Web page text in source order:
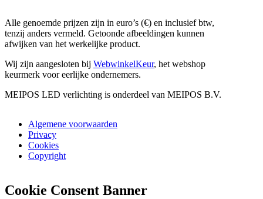
Alle genoemde prijzen zijn in euro’s (€) en inclusief btw,
tenzij anders vermeld. Getoonde afbeeldingen kunnen
afwijken van het werkelijke product.
Wij zijn aangesloten bij WebwinkelKeur, het webshop
keurmerk voor eerlijke ondernemers.
MEIPOS LED verlichting is onderdeel van MEIPOS B.V.
Algemene voorwaarden
Privacy
Cookies
Copyright
Cookie Consent Banner